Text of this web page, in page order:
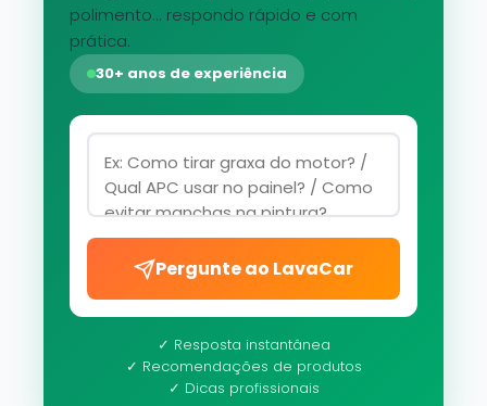
polimento... respondo rápido e com
prática.
30+ anos de experiência
Pergunte ao LavaCar
✓ Resposta instantânea
✓ Recomendações de produtos
✓ Dicas profissionais